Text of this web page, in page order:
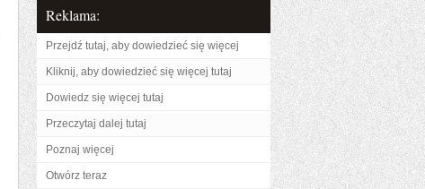
Reklama:
Przejdź tutaj, aby dowiedzieć się więcej
Kliknij, aby dowiedzieć się więcej tutaj
Dowiedz się więcej tutaj
Przeczytaj dalej tutaj
Poznaj więcej
Otwórz teraz